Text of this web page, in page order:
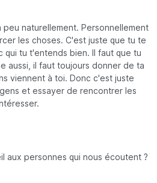
naturellement. Personnellement
les choses. C'est juste que tu te
qui tu t'entends bien. Il faut que tu
aussi, il faut toujours donner de ta
viennent à toi. Donc c'est juste
et essayer de rencontrer les
aux personnes qui nous écoutent ?